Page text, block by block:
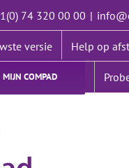
74 320 00 00 |
versie Help op
MIJN COMPAD